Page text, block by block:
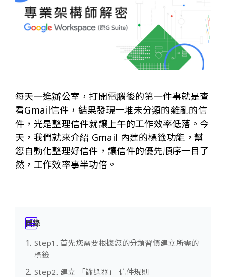
每天一進辦公室，打開電腦後的第一件事就是查
看Gmail信件，結果發現一堆未分類的雜亂的信
件，光是整理信件就讓上午的工作效率低落。今
天，我們就來介紹 Gmail 內建的標籤功能，幫
您自動化整理好信件，讓信件的優先順序一目了
然，工作效率事半功倍。
目錄
Step1. 首先您需要根據您的分類習慣建立所需的
標籤
Step2. 建立 「篩選器」 信件規則